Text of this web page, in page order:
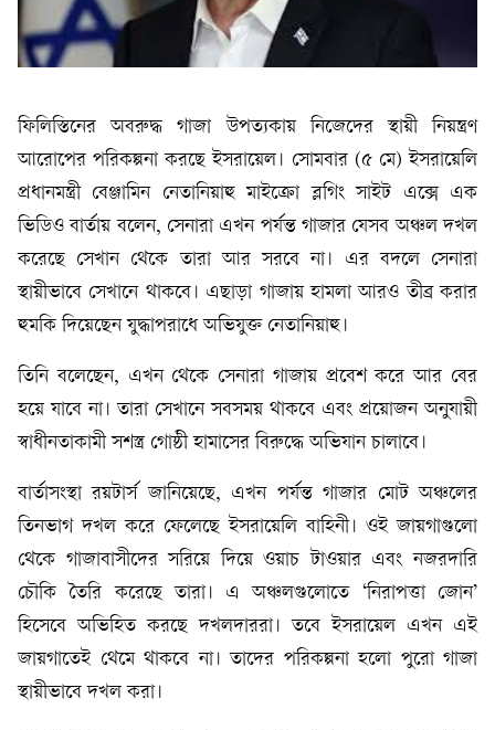
ফিলিস্তিনের অবরুদ্ধ গাজা উপত্যকায় নিজেদের স্থায়ী নিয়ন্ত্রণ
আরোপের পরিকল্পনা করছে ইসরায়েল। সোমবার (৫ মে) ইসরায়েলি
প্রধানমন্ত্রী বেঞ্জামিন নেতানিয়াহু মাইক্রো ব্লগিং সাইট এক্সে এক
ভিডিও বার্তায় বলেন, সেনারা এখন পর্যন্ত গাজার যেসব অঞ্চল দখল
করেছে সেখান থেকে তারা আর সরবে না। এর বদলে সেনারা
স্থায়ীভাবে সেখানে থাকবে। এছাড়া গাজায় হামলা আরও তীব্র করার
হুমকি দিয়েছেন যুদ্ধাপরাধে অভিযুক্ত নেতানিয়াহু।
তিনি বলেছেন, এখন থেকে সেনারা গাজায় প্রবেশ করে আর বের
হয়ে যাবে না। তারা সেখানে সবসময় থাকবে এবং প্রয়োজন অনুযায়ী
স্বাধীনতাকামী সশস্ত্র গোষ্ঠী হামাসের বিরুদ্ধে অভিযান চালাবে।
বার্তাসংস্থা রয়টার্স জানিয়েছে, এখন পর্যন্ত গাজার মোট অঞ্চলের
তিনভাগ দখল করে ফেলেছে ইসরায়েলি বাহিনী। ওই জায়গাগুলো
থেকে গাজাবাসীদের সরিয়ে দিয়ে ওয়াচ টাওয়ার এবং নজরদারি
চৌকি তৈরি করেছে তারা। এ অঞ্চলগুলোতে ‘নিরাপত্তা জোন’
হিসেবে অভিহিত করছে দখলদাররা। তবে ইসরায়েল এখন এই
জায়গাতেই থেমে থাকবে না। তাদের পরিকল্পনা হলো পুরো গাজা
স্থায়ীভাবে দখল করা।